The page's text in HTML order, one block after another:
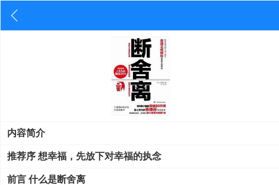
内容简介
推荐序 想幸福，先放下对幸福的执念
前言 什么是断舍离